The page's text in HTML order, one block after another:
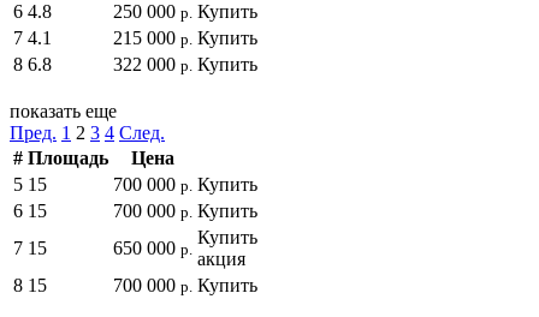
6 4.8 250 000 р. Купить
7 4.1 215 000 р. Купить
8 6.8 322 000 р. Купить
показать еще
Пред. 1 2 3 4 След.
# Площадь
Цена
5 15 700 000 р. Купить
6 15 700 000 р. Купить
7 15 650 000 р.
Купить
акция
8 15 700 000 р. Купить